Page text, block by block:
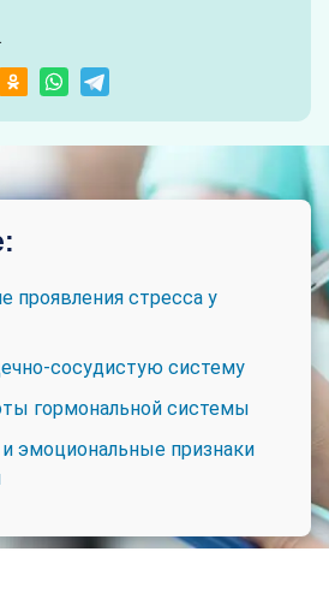
проявления стресса у
сосудистую систему
гормональной системы
эмоциональные признаки